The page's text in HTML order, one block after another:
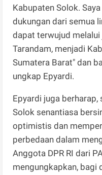
Kabupaten Solok.
dukungan dari semua
dapat terwujud
Tarandam, menjadi
Sumatera Barat" dan
ungkap Epyardi.
Epyardi juga
Solok senantiasa
optimistis dan
perbedaan dalam
Anggota DPR RI dari
mengungkapkan, bagi